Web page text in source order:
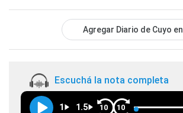
Agregar Diario de Cuyo en
Escuchá la nota completa
1 1.5 10 10